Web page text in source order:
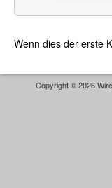
Wenn dies der erste
Copyright © 2026